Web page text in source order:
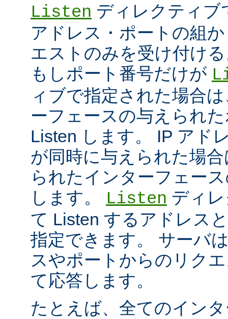
Listen ディレクティブ
アドレス・ポートの組
エストのみを受け付け
もしポート番号だけが
ィブで指定された場合
ーフェースの与えられ
Listen します。 IP アド
が同時に与えられた場
られたインターフェー
します。
Listen ディ
て Listen するアドレス
指定できます。 サーバ
スやポートからのリク
て応答します。
たとえば、全てのイン